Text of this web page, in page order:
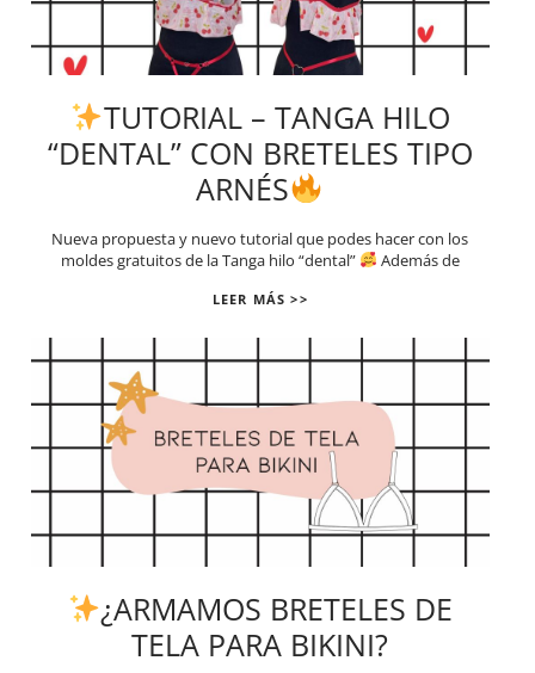
TUTORIAL – TANGA HILO
“DENTAL” CON BRETELES TIPO
ARNÉS
Nueva propuesta y nuevo tutorial que podes hacer con los
moldes gratuitos de la Tanga hilo “dental”
Además de
LEER MÁS >>
¿ARMAMOS BRETELES DE
TELA PARA BIKINI?